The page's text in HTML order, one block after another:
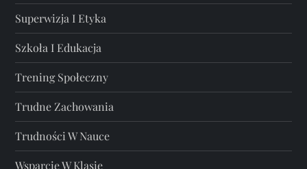
Superwizja I Etyka
Szkoła I Edukacja
Trening Społeczny
Trudne Zachowania
Trudności W Nauce
Wsparcie W Klasie